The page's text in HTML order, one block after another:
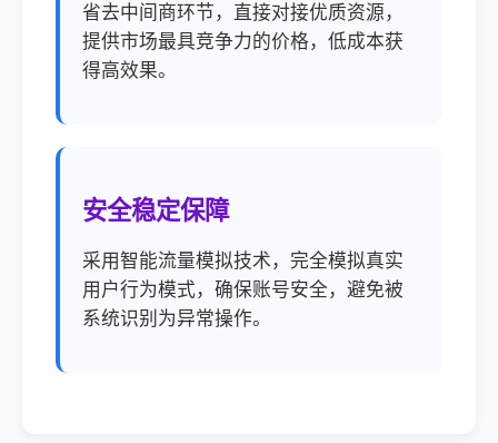
省去中间商环节，直接对接优质资源，
提供市场最具竞争力的价格，低成本获
得高效果。
安全稳定保障
采用智能流量模拟技术，完全模拟真实
用户行为模式，确保账号安全，避免被
系统识别为异常操作。